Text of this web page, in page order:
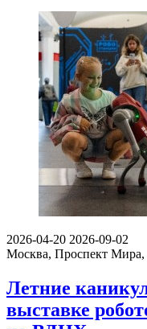
2026-04-20 2026-09-02
Москва, Проспект Мира,
Летние
выставке